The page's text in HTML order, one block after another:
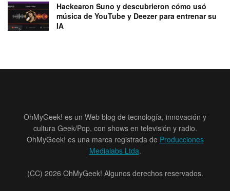
Hackearon Suno y descubrieron cómo usó
música de YouTube y Deezer para entrenar su
IA
OhMyGeek! es un Web blog de tecnología, innovación y
cultura Geek/Pop, con shows en televisión y radio.
OhMyGeek! es una marca registrada de Producciones
Medialabs Ltda.
(CC) 2026 OhMyGeek! Algunos derechos reservados.